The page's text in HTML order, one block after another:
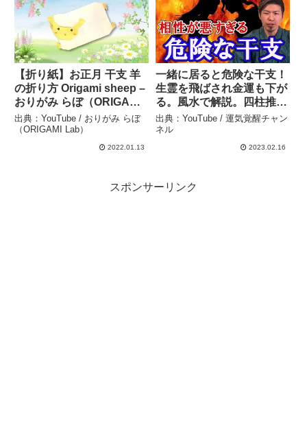
【折り紙】お正月 干支 羊
の折り方 Origami sheep –
おりがみ らぼ（ORIGAMI
Lab）
出典：YouTube / おりがみ らぼ
（ORIGAMI Lab）
2022.01.13
一緒に居ると危険な干支！
生霊を飛ばされ金運も下が
る。風水で解説。四柱推
命。干支（えと・かんし）
– 運気覚醒チャンネル
出典：YouTube / 運気覚醒チャン
ネル
2023.02.16
スポンサーリンク